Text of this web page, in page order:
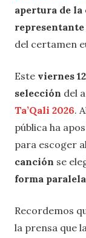
apertura de
representante
del certamen
Este viernes
selección del
Ta’Qali 2026.
pública ha
para escoger
canción se
forma paralela
Recordemos
la prensa que